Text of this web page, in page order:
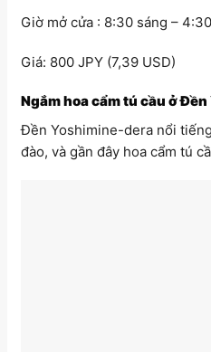
Giờ mở cửa : 8:30 sáng –
Giá: 800 JPY (7,39 USD)
Ngắm hoa cẩm tú cầu ở
Đền Yoshimine-dera nổi
đào, và gần đây hoa cẩm tú